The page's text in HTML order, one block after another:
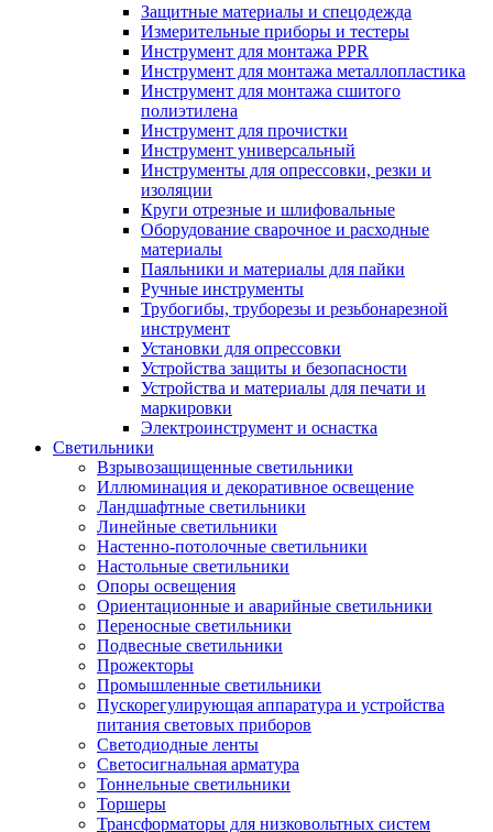
Защитные материалы и спецодежда
Измерительные приборы и тестеры
Инструмент для монтажа PPR
Инструмент для монтажа металлопластика
Инструмент для монтажа сшитого
полиэтилена
Инструмент для прочистки
Инструмент универсальный
Инструменты для опрессовки, резки и
изоляции
Круги отрезные и шлифовальные
Оборудование сварочное и расходные
материалы
Паяльники и материалы для пайки
Ручные инструменты
Трубогибы, труборезы и резьбонарезной
инструмент
Установки для опрессовки
Устройства защиты и безопасности
Устройства и материалы для печати и
маркировки
Электроинструмент и оснастка
Светильники
Взрывозащищенные светильники
Иллюминация и декоративное освещение
Ландшафтные светильники
Линейные светильники
Настенно-потолочные светильники
Настольные светильники
Опоры освещения
Ориентационные и аварийные светильники
Переносные светильники
Подвесные светильники
Прожекторы
Промышленные светильники
Пускорегулирующая аппаратура и устройства
питания световых приборов
Светодиодные ленты
Светосигнальная арматура
Тоннельные светильники
Торшеры
Трансформаторы для низковольтных систем